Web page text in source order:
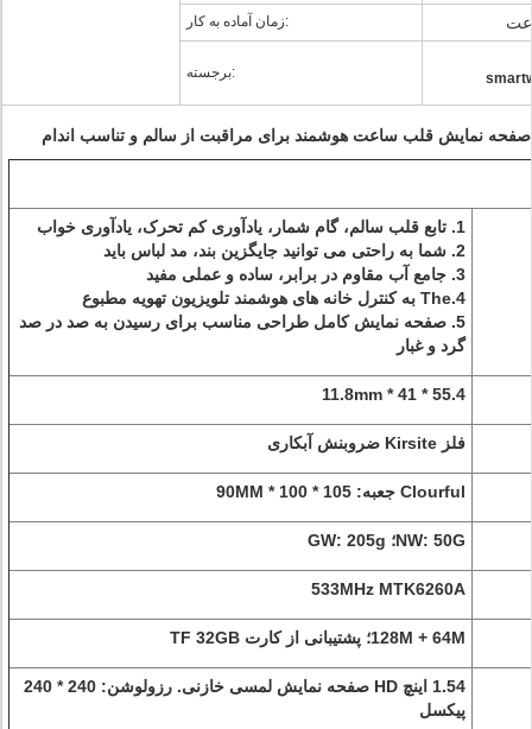
زمان آماده به کار:
برجسته:
1. تابع قلب سالم، گام شمار، یادآوری کم تحرک، یادآوری خواب
2. شما به راحتی می توانید جایگزین بند، مد لباس باید
3. جامع آب مقاوم در برابر، ساده و عملی مفید
4.The به کنترل خانه های هوشمند تلویزیون تهویه مطبوع
5. صفحه نمایش کامل طراحی مناسب برای رسیدن به صد در صد
گرد و غبار
55.4 * 41 * 11.8mm
فلز Kirsite ضروبنش آبکاری
Clourful جعبه: 105 * 100 * 90MM
NW: 50G؛ GW: 205g
533MHz MTK6260A
128M + 64M؛ پشتیبانی از کارت TF 32GB
1.54 اینچ HD صفحه نمایش لمسی خازنی. رزولوشن: 240 * 240
پیکسل